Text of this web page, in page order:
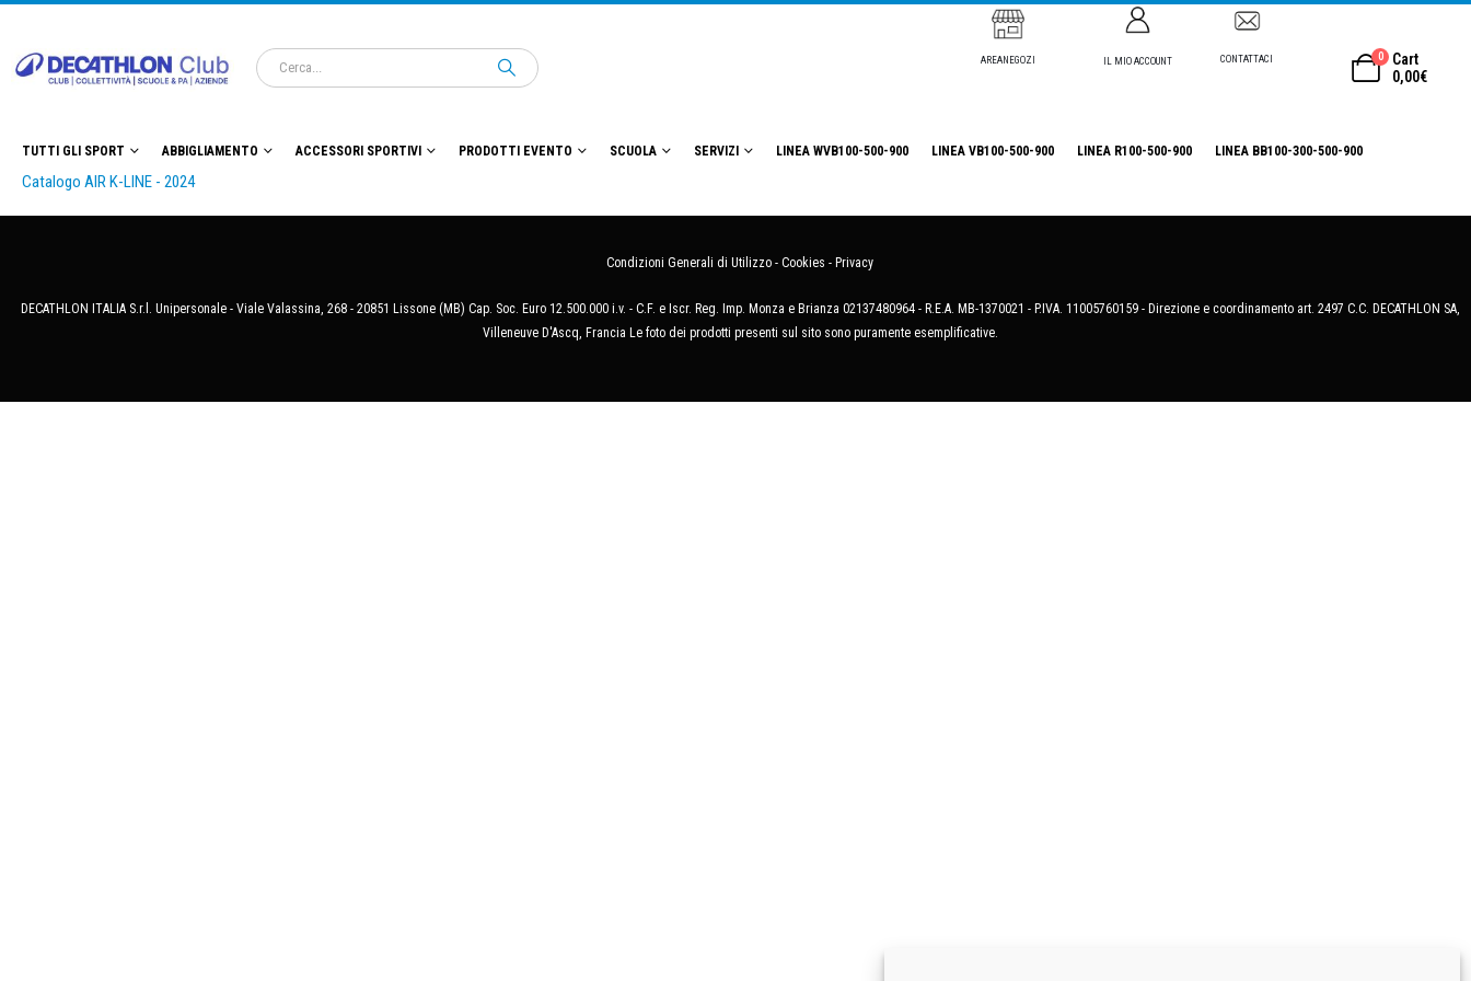
AREANEGOZI IL MIO ACCOUNT CONTATTACI 0
Cart
0,00€
TUTTI GLI SPORT ABBIGLIAMENTO ACCESSORI SPORTIVI PRODOTTI EVENTO SCUOLA SERVIZI LINEA WVB100-500-900 LINEA VB100-500-900 LINEA R100-500-900 LINEA BB100-300-500-900
Catalogo AIR K-LINE - 2024
Condizioni Generali di Utilizzo - Cookies - Privacy
DECATHLON ITALIA S.r.l. Unipersonale - Viale Valassina, 268 - 20851 Lissone (MB) Cap. Soc. Euro 12.500.000 i.v. - C.F. e Iscr. Reg. Imp. Monza e Brianza 02137480964 - R.E.A. MB-1370021 - P.IVA. 11005760159 - Direzione e coordinamento art. 2497 C.C. DECATHLON SA,
Villeneuve D'Ascq, Francia Le foto dei prodotti presenti sul sito sono puramente esemplificative.